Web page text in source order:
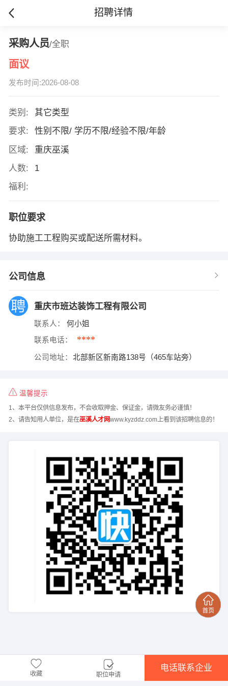
招聘详情
采购人员/全职
面议
发布时间:2026-08-08
类别:
其它类型
要求:
性别不限/ 学历不限/经验不限/年龄
区域:
重庆巫溪
人数:
1
福利:
职位要求
协助施工工程购买或配送所需材料。
公司信息
重庆市班达装饰工程有限公司
联系人： 何小姐
联系电话： ****
公司地址： 北部新区新南路138号（465车站旁）
温馨提示
1、本平台仅供信息发布，不会收取押金、保证金，请微友务必谨慎！
2、请告知用人单位，是在巫溪人才网www.kyzddz.com上看到该招聘信息的！
收藏 职位申请
电话联系企业